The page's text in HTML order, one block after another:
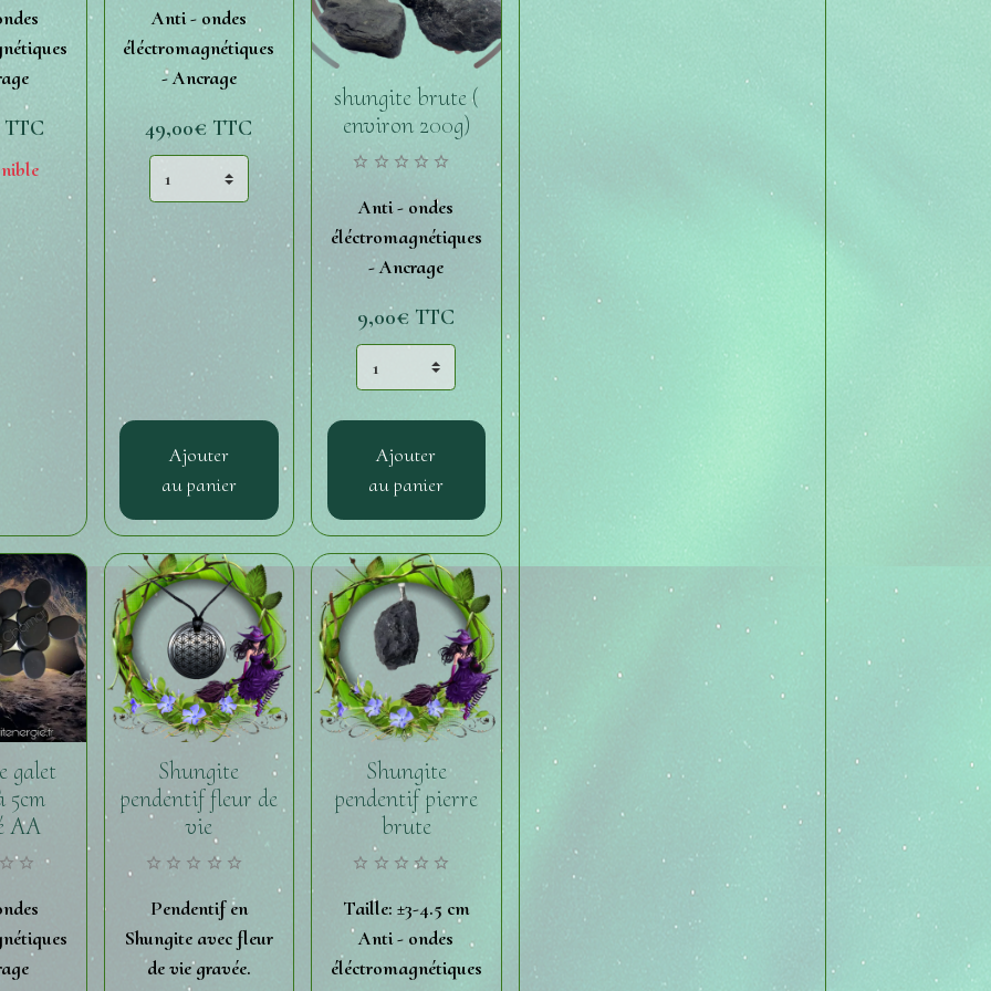
TTC
Anti - ondes
éléctromagnétiques
- Ancrage
49,00€ TTC
Ajouter
au panier
shungite brute (
environ 200g)
Anti - ondes
éléctromagnétiques
- Ancrage
9,00€ TTC
Ajouter
au panier
galet
5cm
AA
Shungite
pendentif fleur de
vie
Pendentif en
Shungite avec fleur
de vie gravée.
Shungite
pendentif pierre
brute
Taille: ±3-4.5 cm
Anti - ondes
éléctromagnétiques